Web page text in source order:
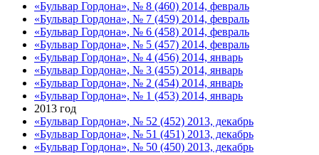
«Бульвар Гордона», № 8 (460) 2014, февраль
«Бульвар Гордона», № 7 (459) 2014, февраль
«Бульвар Гордона», № 6 (458) 2014, февраль
«Бульвар Гордона», № 5 (457) 2014, февраль
«Бульвар Гордона», № 4 (456) 2014, январь
«Бульвар Гордона», № 3 (455) 2014, январь
«Бульвар Гордона», № 2 (454) 2014, январь
«Бульвар Гордона», № 1 (453) 2014, январь
2013 год
«Бульвар Гордона», № 52 (452) 2013, декабрь
«Бульвар Гордона», № 51 (451) 2013, декабрь
«Бульвар Гордона», № 50 (450) 2013, декабрь